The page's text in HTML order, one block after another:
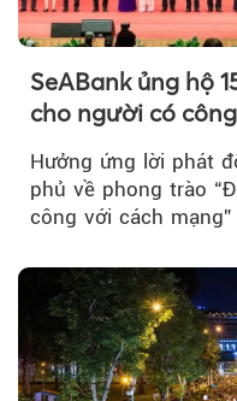
SeABank ủng hộ
cho người có
Hưởng ứng lời phát
phủ về phong trào
công với cách